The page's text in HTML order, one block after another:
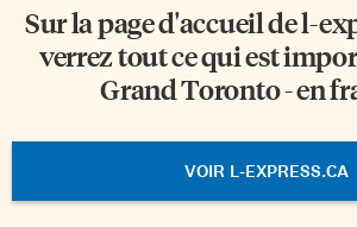
Sur la page d'accueil del-
verrez tout ce qui est
Grand Toronto - en
VOIR L-EXPRESS.CA